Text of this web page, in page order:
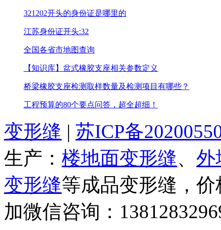
321202开头的身份证是哪里的
江苏身份证开头:32
全国各省市地图查询
【知识库】盆式橡胶支座相关参数定义
桥梁橡胶支座检测取样数量及检测项目有哪些？
工程预算的80个要点问答，超全超细！
变形缝 | 苏ICP备
生产： 楼地面变形缝、 外
变形缝等成品变形缝，
加微信咨询：